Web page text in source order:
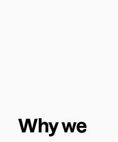
Why we